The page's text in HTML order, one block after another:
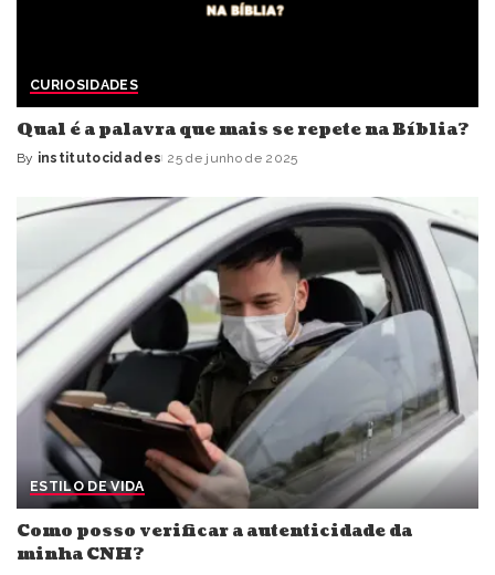
CURIOSIDADES
Qual é a palavra que mais se repete na Bíblia?
Posted
By institutocidades 25 de junho de 2025
ESTILO DE VIDA
Como posso verificar a autenticidade da
minha CNH?